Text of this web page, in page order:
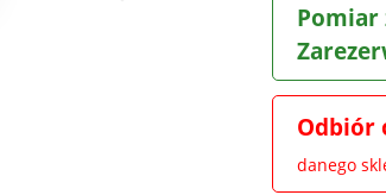
Pomiar
Odbiór
danego